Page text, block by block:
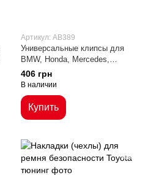
Артикул: AB389
Универсальные клипсы для
BMW, Honda, Mercedes,
Renault, Peugeot, Kia, Toyota,
VW
406 грн
В наличии
Купить